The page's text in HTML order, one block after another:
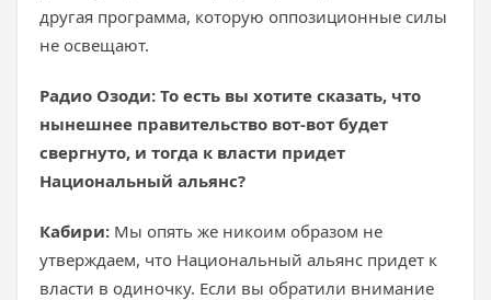
другая программа, которую оппозиционные силы
не освещают.
Радио Озоди: То есть вы хотите сказать, что
нынешнее правительство вот-вот будет
свергнуто, и тогда к власти придет
Национальный альянс?
Кабири: Мы опять же никоим образом не
утверждаем, что Национальный альянс придет к
власти в одиночку. Если вы обратили внимание